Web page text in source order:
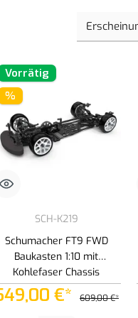
Vorrätig
%
SCH-K219
Schumacher FT9 FWD
Baukasten 1:10 mit
Kohlefaser Chassis
€* 609,00 €*